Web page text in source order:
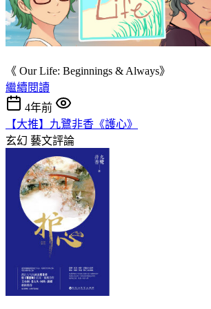
《 Our Life: Beginnings & Always》
繼續閱讀
4年前
【大推】九鷺非香《護心》
玄幻 藝文評論